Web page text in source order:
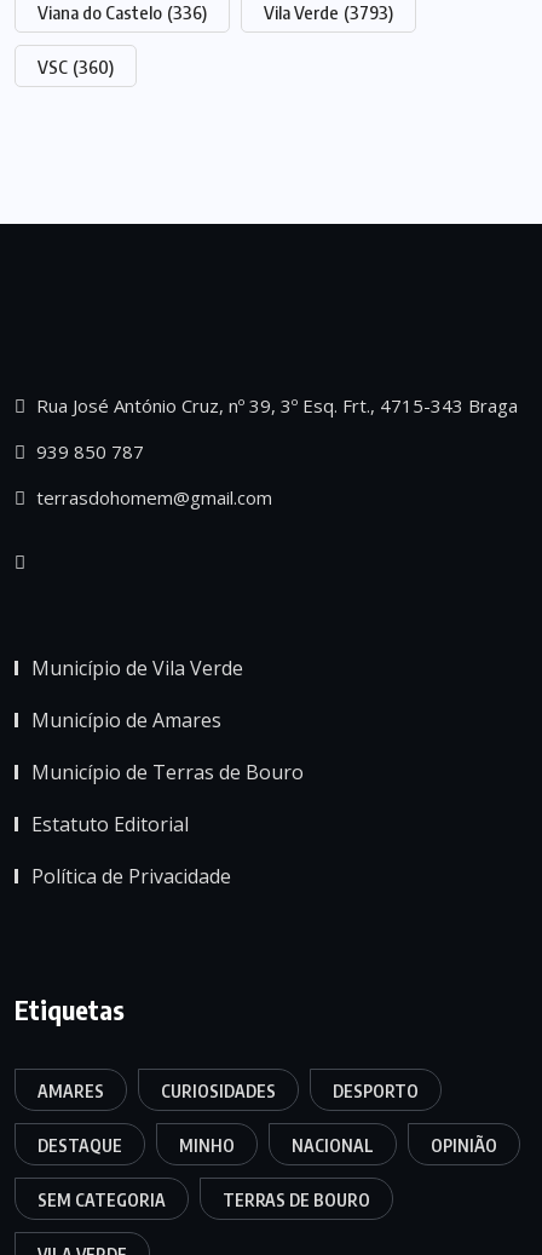
Viana do Castelo (336) Vila Verde (3793)
VSC (360)
Rua José António Cruz, nº 39, 3º Esq. Frt., 4715-343 Braga
939 850 787
terrasdohomem@gmail.com
Município de Vila Verde
Município de Amares
Município de Terras de Bouro
Estatuto Editorial
Política de Privacidade
Etiquetas
AMARES CURIOSIDADES DESPORTO
DESTAQUE MINHO NACIONAL OPINIÃO
SEM CATEGORIA TERRAS DE BOURO